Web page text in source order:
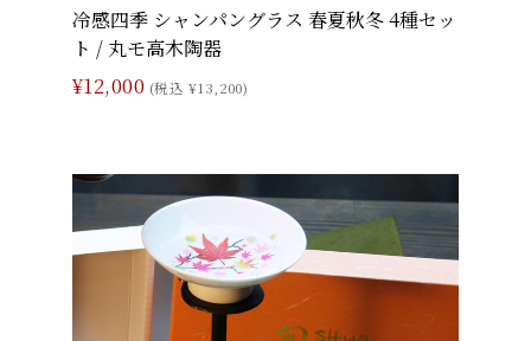
冷感四季 シャンパングラス 春夏秋冬 4種セッ
ト / 丸モ高木陶器
¥12,000 (税込 ¥13,200)